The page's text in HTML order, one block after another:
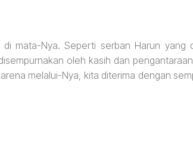
mata-Nya. Seperti serban Harun yang
oleh kasih dan
melalui-Nya, kita diterima dengan